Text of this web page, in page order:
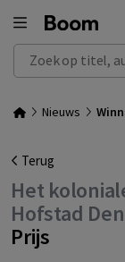
Zoek op titel,
Nieuws
Terug
Het
Hofstad
Prijs